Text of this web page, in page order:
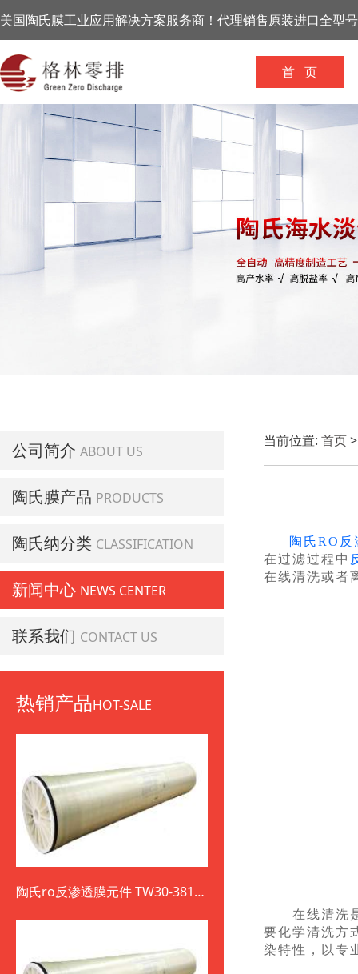
美国陶氏膜工业应用解决方案服务商！代理销售原装进口全型
首 页
公司简介 ABOUT US
陶氏膜产品 PRODUCTS
陶氏纳分类 CLASSIFICATION
新闻中心 NEWS CENTER
联系我们 CONTACT US
热销产品HOT-SALE
陶氏ro反渗透膜元件 TW30-3812-
当前位置: 首页
陶氏RO反
在过滤过程中
在线清洗或者
在线清洗是
要化学清洗方
染特性，以专